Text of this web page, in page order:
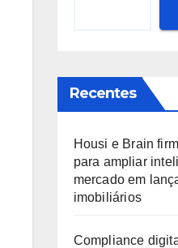
Recentes
Housi e Brain
para ampliar
mercado em
imobiliários
Compliance